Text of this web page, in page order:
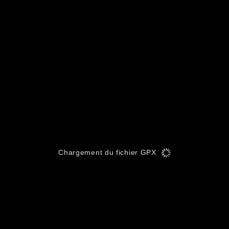
Chargement du fichier GPX